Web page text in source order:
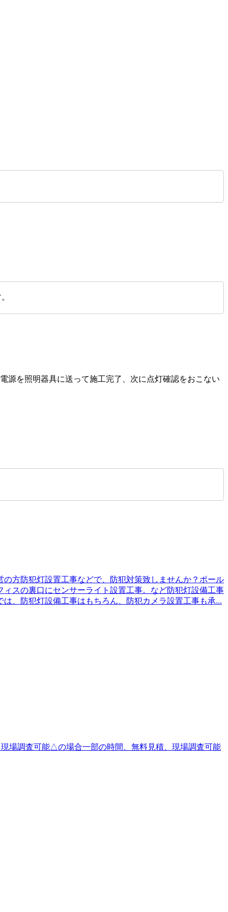
源を照明器具に送って施工完了、次に点灯確認をおこない
方防犯灯設置工事などで、防犯対策致しませんか？ポール
スの裏口にセンサーライト設置工事。など防犯灯設備工事
、防犯灯設備工事はもちろん、防犯カメラ設置工事も承...
場調査可能△の場合一部の時間、無料見積、現場調査可能